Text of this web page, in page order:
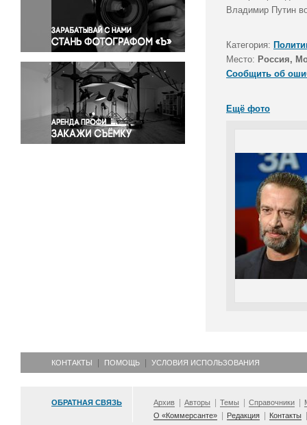
Правосудие
Происшествия и конфликты
Религия
Светская жизнь
Спорт
Экология
Экономика и бизнес
Владимир Путин
Категория:
Место: Россия,
Сообщить об
Ещё фото
КОНТАКТЫ ПОМОЩЬ УСЛОВИЯ ИСПОЛЬЗОВАНИЯ
ОБРАТНАЯ СВЯЗЬ Архив Авторы Темы Справочники
О «Коммерсанте»
Редакция Контакты